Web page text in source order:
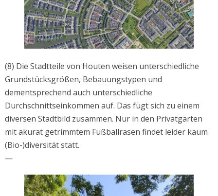
(8) Die Stadtteile von Houten weisen unterschiedliche
Grundstücksgrößen, Bebauungstypen und
dementsprechend auch unterschiedliche
Durchschnittseinkommen auf. Das fügt sich zu einem
diversen Stadtbild zusammen. Nur in den Privatgärten
mit akurat getrimmtem Fußballrasen findet leider kaum
(Bio-)diversität statt.
—